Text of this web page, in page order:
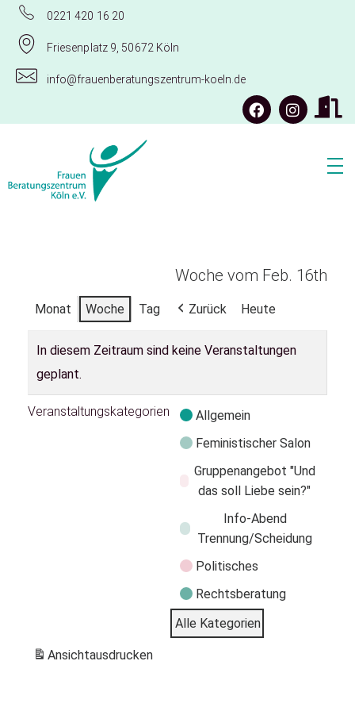
0221 420 16 20
Friesenplatz 9, 50672 Köln
info@frauenberatungszentrum-koeln.de
Woche vom Feb. 16th
Monat Woche Tag Zurück Heute
In diesem Zeitraum sind keine Veranstaltungen
geplant.
Veranstaltungskategorien
Allgemein
Feministischer Salon
Gruppenangebot "Und
das soll Liebe sein?"
Info-Abend
Trennung/Scheidung
Politisches
Rechtsberatung
Alle Kategorien
Ansichtausdrucken